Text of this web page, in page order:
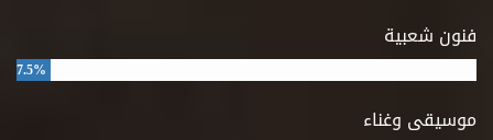
فنون شعبية
7.5%
موسيقى وغناء